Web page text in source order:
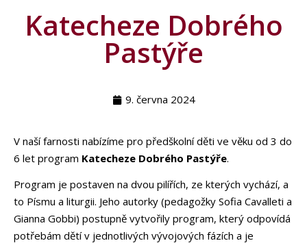
Katecheze Dobrého
Pastýře
9. června 2024
V naší farnosti nabízíme pro předškolní děti ve věku od 3 do
6 let program Katecheze Dobrého Pastýře.
Program je postaven na dvou pilířích, ze kterých vychází, a
to Písmu a liturgii. Jeho autorky (pedagožky Sofia Cavalleti a
Gianna Gobbi) postupně vytvořily program, který odpovídá
potřebám dětí v jednotlivých vývojových fázích a je